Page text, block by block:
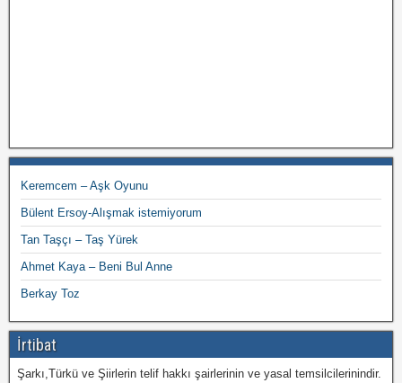
Keremcem – Aşk Oyunu
Bülent Ersoy-Alışmak istemiyorum
Tan Taşçı – Taş Yürek
Ahmet Kaya – Beni Bul Anne
Berkay Toz
İrtibat
Şarkı,Türkü ve Şiirlerin telif hakkı şairlerinin ve yasal temsilcilerinindir.